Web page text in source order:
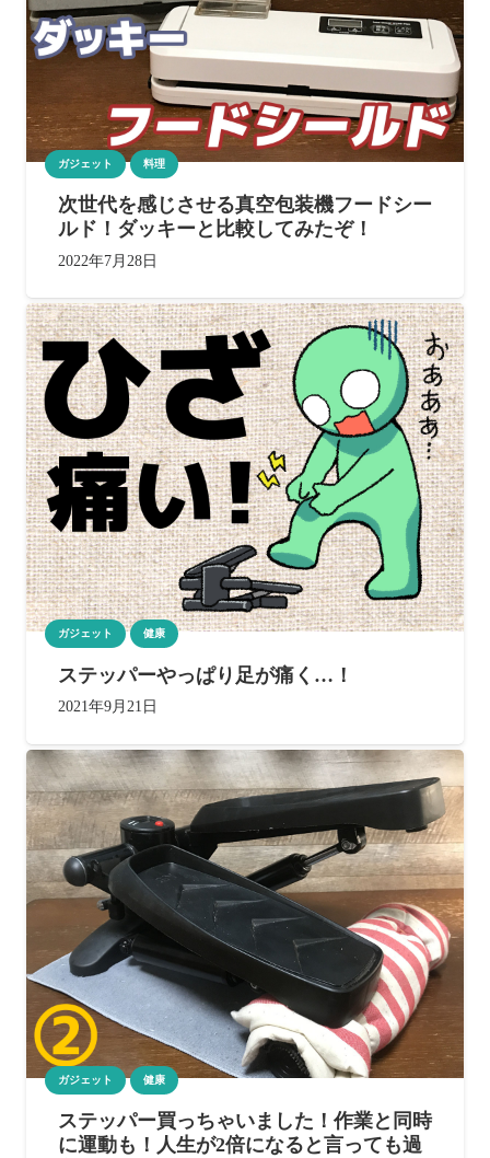
ガジェット 料理
次世代を感じさせる真空包装機フードシー
ルド！ダッキーと比較してみたぞ！
2022年7月28日
ガジェット 健康
ステッパーやっぱり足が痛く…！
2021年9月21日
ガジェット 健康
ステッパー買っちゃいました！作業と同時
に運動も！人生が2倍になると言っても過